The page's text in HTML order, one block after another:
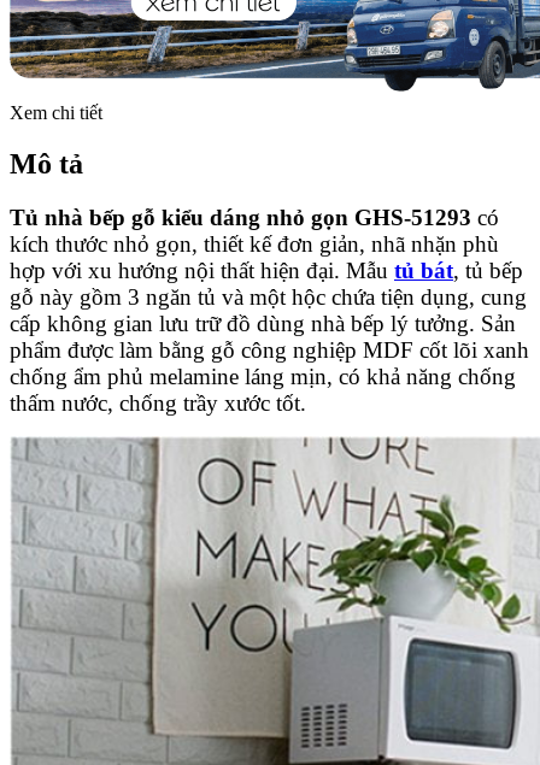
Xem chi tiết
Mô tả
Tủ nhà bếp gỗ kiểu dáng nhỏ gọn GHS-51293 có
kích thước nhỏ gọn, thiết kế đơn giản, nhã nhặn phù
hợp với xu hướng nội thất hiện đại. Mẫu tủ bát, tủ bếp
gỗ này gồm 3 ngăn tủ và một hộc chứa tiện dụng, cung
cấp không gian lưu trữ đồ dùng nhà bếp lý tưởng. Sản
phẩm được làm bằng gỗ công nghiệp MDF cốt lõi xanh
chống ẩm phủ melamine láng mịn, có khả năng chống
thấm nước, chống trầy xước tốt.